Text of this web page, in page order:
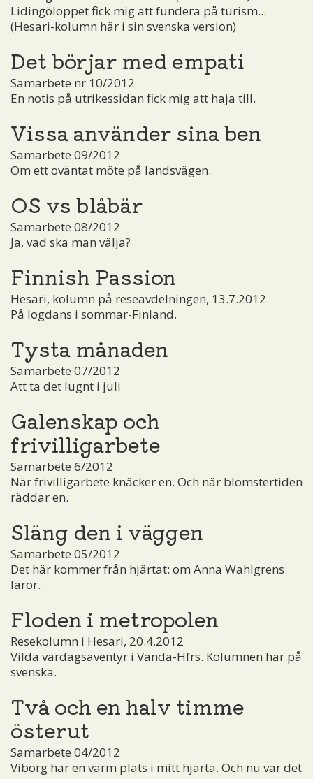
Lidingöloppet fick mig att fundera på turism...
(Hesari-kolumn här i sin svenska version)
Det börjar med empati
Samarbete nr 10/2012
En notis på utrikessidan fick mig att haja till.
Vissa använder sina ben
Samarbete 09/2012
Om ett oväntat möte på landsvägen.
OS vs blåbär
Samarbete 08/2012
Ja, vad ska man välja?
Finnish Passion
Hesari, kolumn på reseavdelningen, 13.7.2012
På logdans i sommar-Finland.
Tysta månaden
Samarbete 07/2012
Att ta det lugnt i juli
Galenskap och
frivilligarbete
Samarbete 6/2012
När frivilligarbete knäcker en. Och när blomstertiden
räddar en.
Släng den i väggen
Samarbete 05/2012
Det här kommer från hjärtat: om Anna Wahlgrens
läror.
Floden i metropolen
Resekolumn i Hesari, 20.4.2012
Vilda vardagsäventyr i Vanda-Hfrs. Kolumnen här på
svenska.
Två och en halv timme
österut
Samarbete 04/2012
Viborg har en varm plats i mitt hjärta. Och nu var det